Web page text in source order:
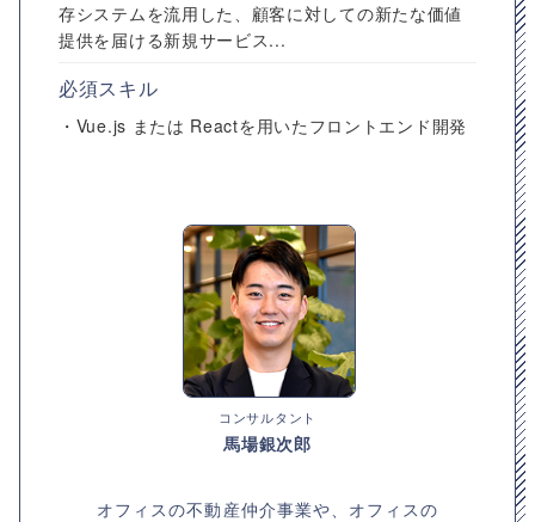
存システムを流用した、顧客に対しての新たな価値
提供を届ける新規サービス...
必須スキル
・Vue.js または Reactを用いたフロントエンド開発
コンサルタント
馬場銀次郎
オフィスの不動産仲介事業や、オフィスの